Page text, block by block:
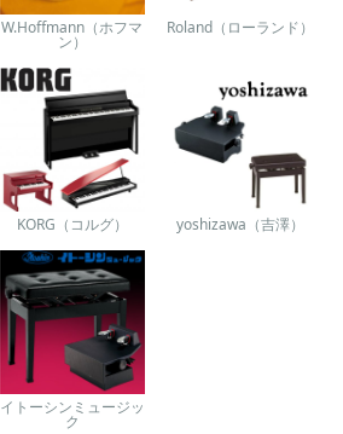
W.Hoffmann（ホフマ
ン）
Roland（ローランド）
KORG（コルグ） yoshizawa（吉澤）
イトーシンミュージッ
ク